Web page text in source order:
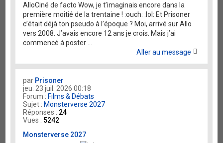
AlloCiné de facto Wow, je t’imaginais encore dans la
première moitié de la trentaine ! :ouch: :lol: Et Prisoner
c’était déjà ton pseudo à l’époque ? Moi, arrivé sur Allo
vers 2008. J’avais encore 12 ans je crois. Mais j’ai
commencé à poster ...
Aller au message
par Prisoner
jeu. 23 juil. 2026 00:18
Forum :Films & Débats
Sujet :Monsterverse 2027
Réponses : 24
Vues : 5242
Monsterverse 2027